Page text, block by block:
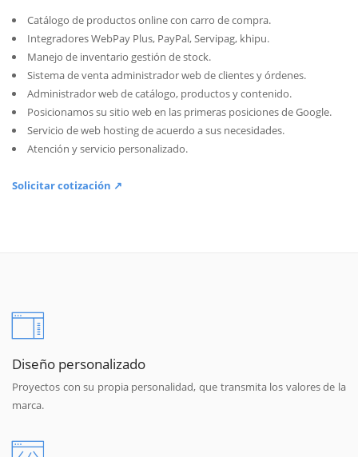
Catálogo de productos online con carro de compra.
Integradores WebPay Plus, PayPal, Servipag, khipu.
Manejo de inventario gestión de stock.
Sistema de venta administrador web de clientes y órdenes.
Administrador web de catálogo, productos y contenido.
Posicionamos su sitio web en las primeras posiciones de Google.
Servicio de web hosting de acuerdo a sus necesidades.
Atención y servicio personalizado.
Solicitar cotización ↗
Diseño personalizado
Proyectos con su propia personalidad, que transmita los valores de la
marca.